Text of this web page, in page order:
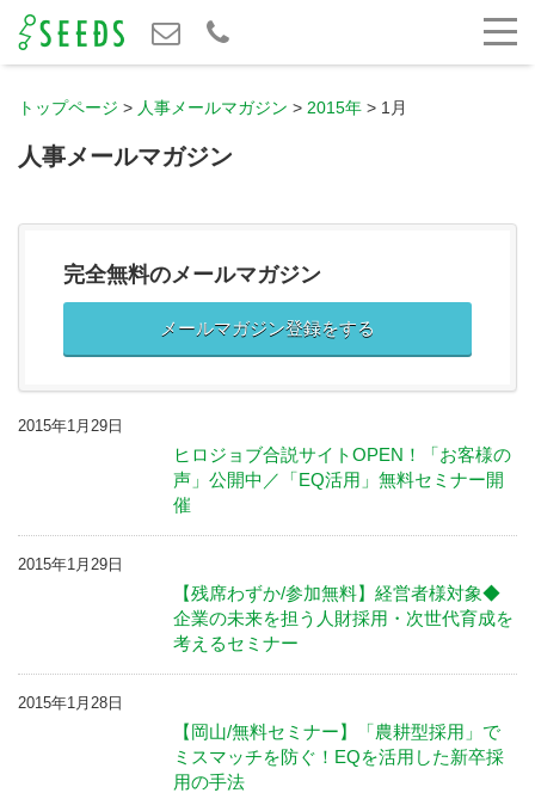
トップページ > 人事メールマガジン > 2015年 > 1月
人事メールマガジン
完全無料のメールマガジン
メールマガジン登録をする
2015年1月29日
ヒロジョブ合説サイトOPEN！「お客様の
声」公開中／「EQ活用」無料セミナー開
催
2015年1月29日
【残席わずか/参加無料】経営者様対象◆
企業の未来を担う人財採用・次世代育成を
考えるセミナー
2015年1月28日
【岡山/無料セミナー】「農耕型採用」で
ミスマッチを防ぐ！EQを活用した新卒採
用の手法